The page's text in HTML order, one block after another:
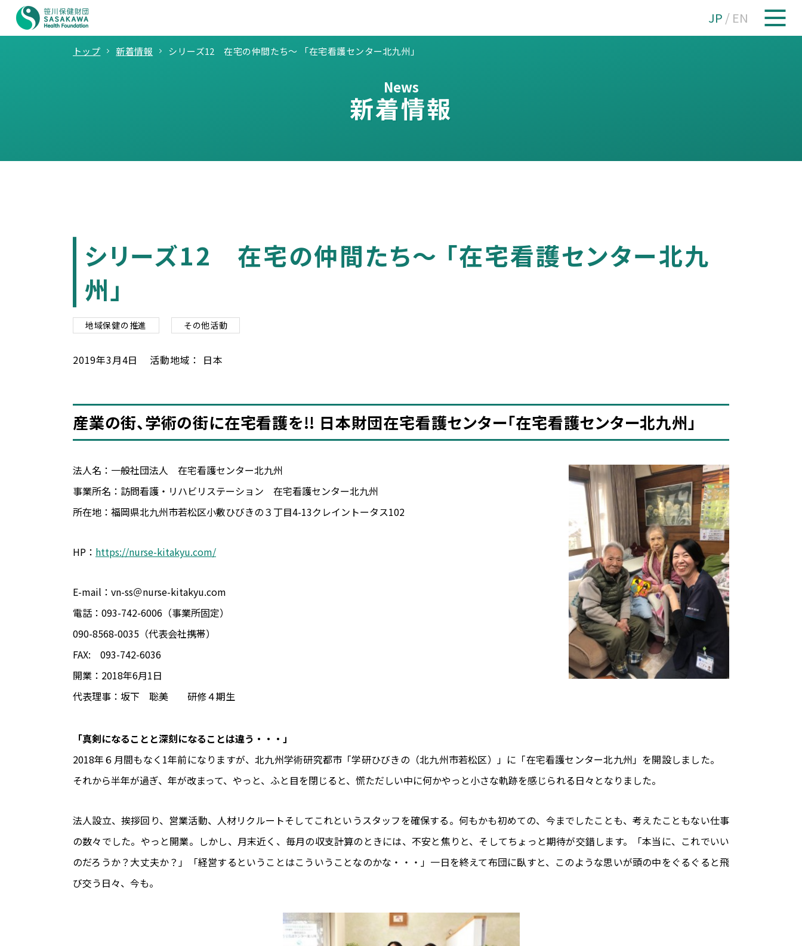
JP / EN
トップ 新着情報 シリーズ12 在宅の仲間たち〜 「在宅看護センター北九州」
News
新着情報
シリーズ12 在宅の仲間たち〜 「在宅看護センター北九
州」
地域保健の推進 その他活動
2019年3月4日 活動地域： 日本
産業の街、学術の街に在宅看護を!! 日本財団在宅看護センター「在宅看護センター北九州」
法人名：一般社団法人 在宅看護センター北九州
事業所名：訪問看護・リハビリステーション 在宅看護センター北九州
所在地：福岡県北九州市若松区小敷ひびきの３丁目4-13クレイントータス102
HP： https://nurse-kitakyu.com/
E-mail：vn-ss＠nurse-kitakyu.com
電話：093-742-6006（事業所固定）
090-8568-0035（代表会社携帯）
FAX: 093-742-6036
開業：2018年6月1日
代表理事：坂下 聡美 研修４期生
「真剣になることと深刻になることは違う・・・」
2018年６月――間もなく1年前になりますが、北九州学術研究都市「学研ひびきの（北九州市若松区）」に「在宅看護センター北九州」を開設しました。
それから半年が過ぎ、年が改まって、やっと、ふと目を閉じると、慌ただしい中に何かやっと小さな軌跡を感じられる日々となりました。
法人設立、挨拶回り、営業活動、人材リクルートそしてこれというスタッフを確保する。何もかも初めての、今までしたことも、考えたこともない仕事
の数々でした。やっと開業。しかし、月末近く、毎月の収支計算のときには、不安と焦りと、そしてちょっと期待が交錯します。「本当に、これでいい
のだろうか？大丈夫か？」「経営するということはこういうことなのかな・・・」一日を終えて布団に臥すと、このような思いが頭の中をぐるぐると飛
び交う日々、今も。